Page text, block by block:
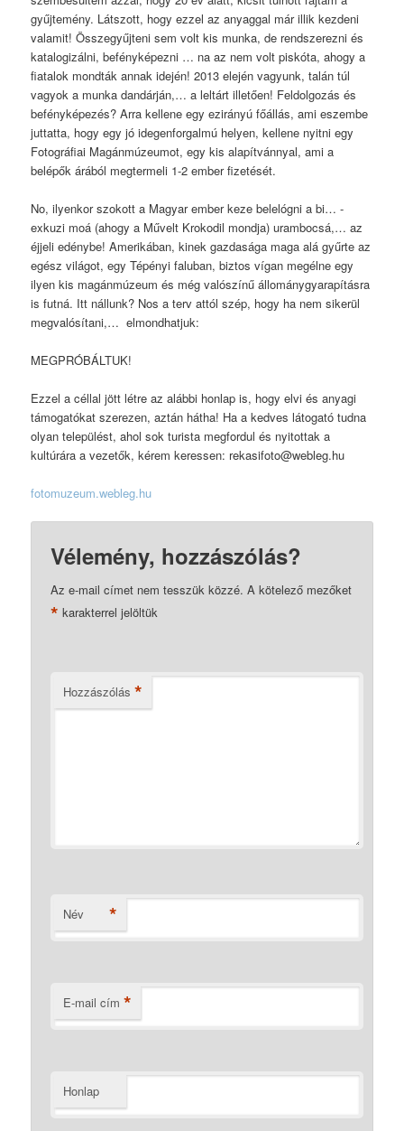
gyűjtemény. Látszott, hogy ezzel az anyaggal már illik kezdeni
valamit! Összegyűjteni sem volt kis munka, de rendszerezni és
katalogizálni, befényképezni … na az nem volt piskóta, ahogy a
fiatalok mondták annak idején! 2013 elején vagyunk, talán túl
vagyok a munka dandárján,… a leltárt illetően! Feldolgozás és
befényképezés? Arra kellene egy ezirányú főállás, ami eszembe
juttatta, hogy egy jó idegenforgalmú helyen, kellene nyitni egy
Fotográfiai Magánmúzeumot, egy kis alapítvánnyal, ami a
belépők árából megtermeli 1-2 ember fizetését.
No, ilyenkor szokott a Magyar ember keze belelógni a bi… -
exkuzi moá (ahogy a Művelt Krokodil mondja) urambocsá,… az
éjjeli edénybe! Amerikában, kinek gazdasága maga alá gyűrte az
egész világot, egy Tépényi faluban, biztos vígan megélne egy
ilyen kis magánmúzeum és még valószínű állománygyarapításra
is futná. Itt nállunk? Nos a terv attól szép, hogy ha nem sikerül
megvalósítani,… elmondhatjuk:
MEGPRÓBÁLTUK!
Ezzel a céllal jött létre az alábbi honlap is, hogy elvi és anyagi
támogatókat szerezen, aztán hátha! Ha a kedves látogató tudna
olyan települést, ahol sok turista megfordul és nyitottak a
kultúrára a vezetők, kérem keressen: rekasifoto@webleg.hu
fotomuzeum.webleg.hu
Vélemény, hozzászólás?
Az e-mail címet nem tesszük közzé. A kötelező mezőket
* karakterrel jelöltük
Hozzászólás *
Név *
E-mail cím *
Honlap